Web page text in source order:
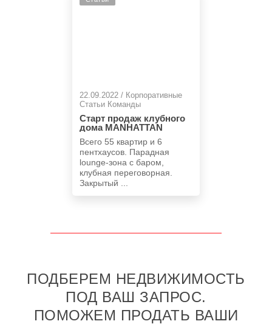
22.09.2022 / Корпоративные
Статьи Команды
Старт продаж клубного
дома MANHATTAN
Всего 55 квартир и 6
пентхаусов. Парадная
lounge-зона с баром,
клубная переговорная.
Закрытый ...
ПОДБЕРЕМ НЕДВИЖИМОСТЬ
ПОД ВАШ ЗАПРОС.
ПОМОЖЕМ ПРОДАТЬ ВАШИ